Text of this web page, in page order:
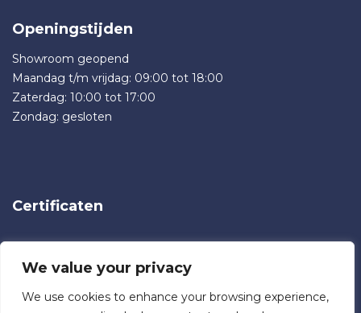
We value your privacy
We use cookies to enhance your browsing experience,
Openingstijden
Showroom geopend
Maandag t/m vrijdag: 09:00 tot 18:00
Zaterdag: 10:00 tot 17:00
Zondag: gesloten
Certificaten
Lid van